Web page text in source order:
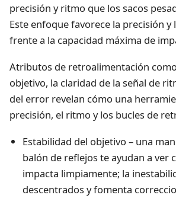
precisión y ritmo que los sacos
Este enfoque favorece la precisión y
frente a la capacidad máxima de
Atributos de retroalimentación
objetivo, la claridad de la señal de
del error revelan cómo una
precisión, el ritmo y los bucles de
Estabilidad del objetivo – una
balón de reflejos te ayudan a ver
impacta limpiamente; la
descentrados y fomenta